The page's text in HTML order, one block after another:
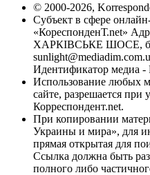
© 2000-2026,
Субъект в сфере
«КореспонденТ.net»
ХАРКІВСЬКЕ ШОСЕ,
Идентификатор медиа -
Использование любых
сайте, разрешается при
Корреспондент.net.
При копировании
Украины и мира», для
прямая открытая для
Ссылка должна быть
полного либо